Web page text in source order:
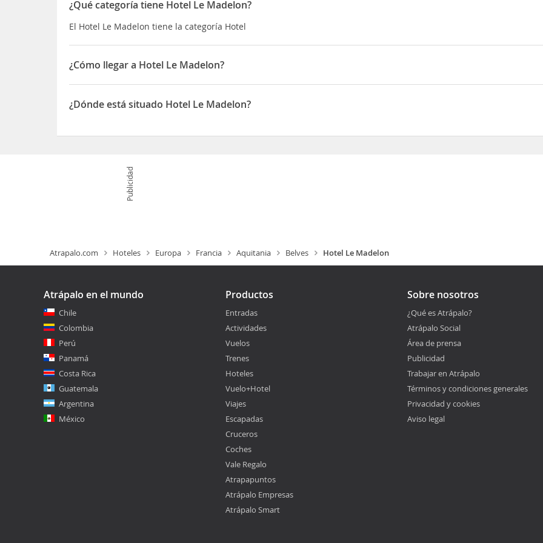
¿Qué categoría tiene Hotel Le Madelon?
El Hotel Le Madelon tiene la categoría Hotel
¿Cómo llegar a Hotel Le Madelon?
Si decides alojarte en Le Madelon, disfrutarás de una fantástica ubicación en pleno centro de Pays-de-Belvès, a 1
Viviendas trogloditas y a 7 de Lolivarie Golf Club Además, esta casa de huéspedes se encuentra a 8,4 km de Campo
a 13,3 km de Abadía de Cadouin
¿Dónde está situado Hotel Le Madelon?
Publicidad
Atrapalo.com Hoteles Europa Francia Aquitania Belves Hotel Le Madelon
Atrápalo en el mundo
Chile
Colombia
Perú
Panamá
Costa Rica
Guatemala
Argentina
México
Productos
Entradas
Actividades
Vuelos
Trenes
Hoteles
Vuelo+Hotel
Viajes
Escapadas
Cruceros
Coches
Vale Regalo
Atrapapuntos
Atrápalo Empresas
Atrápalo Smart
Sobre nosotros
¿Qué es Atrápalo?
Atrápalo Social
Área de prensa
Publicidad
Trabajar en Atrápalo
Términos y condiciones generales
Privacidad y cookies
Aviso legal